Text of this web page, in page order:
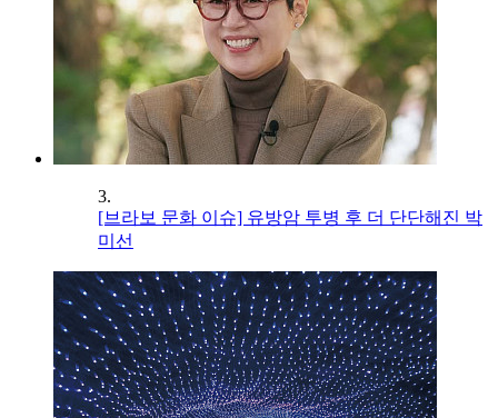
3.
[브라보 문화 이슈] 유방암 투병 후 더 단단해진 박
미선